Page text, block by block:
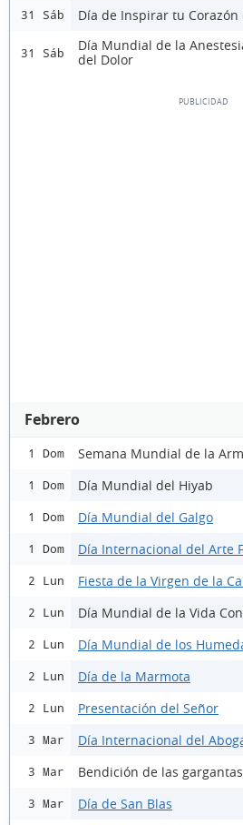
31 Sáb Día de Inspirar tu Corazón
31 Sáb
Día Mundial de la
del Dolor
Febrero
1 Dom Semana Mundial de la
1 Dom Día Mundial del Hiyab
1 Dom Día Mundial del Galgo
1 Dom Día Internacional del Arte
2 Lun Fiesta de la Virgen de la
2 Lun Día Mundial de la Vida
2 Lun Día Mundial de los
2 Lun Día de la Marmota
2 Lun Presentación del Señor
3 Mar Día Internacional del
3 Mar Bendición de las gargantas
3 Mar Día de San Blas